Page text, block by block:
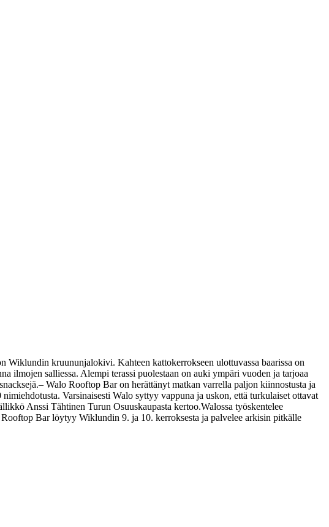
Wiklundin kruununjalokivi. Kahteen kattokerrokseen ulottuvassa baarissa on
ilmojen salliessa. Alempi terassi puolestaan on auki ympäri vuoden ja tarjoaa
– Walo Rooftop Bar on herättänyt matkan varrella paljon kiinnostusta ja
Varsinaisesti Walo syttyy vappuna ja uskon, että turkulaiset ottavat
Anssi Tähtinen Turun Osuuskaupasta kertoo.Walossa työskentelee
Bar löytyy Wiklundin 9. ja 10. kerroksesta ja palvelee arkisin pitkälle